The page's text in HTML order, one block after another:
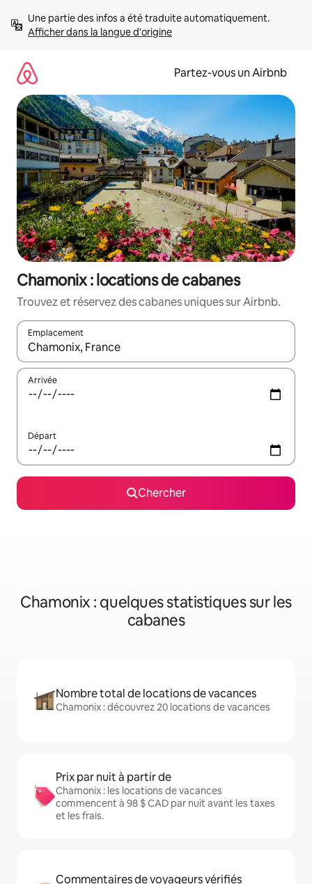
directement
Afficher dans la langue d'origine
Partez-vous un Airbnb
Chamonix : locations de cabanes
Trouvez et réservez des cabanes uniques sur Airbnb.
Emplacement
Quand les résultats sont affichés, parcourez-les en utilisant
Arrivée
Départ
Chercher
Chamonix : quelques statistiques sur les
cabanes
Nombre total de locations de vacances
Chamonix : découvrez 20 locations de vacances
Prix par nuit à partir de
Chamonix : les locations de vacances
commencent à 98 $ CAD par nuit avant les taxes
et les frais.
Commentaires de voyageurs vérifiés